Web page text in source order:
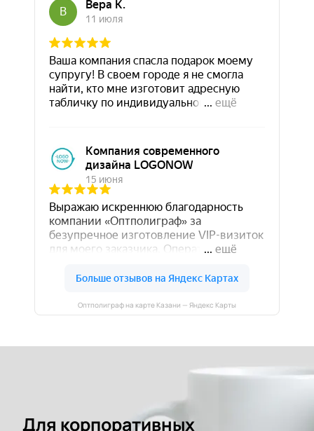
Оптполиграф на карте Казани — Яндекс Карты
Для корпоративных